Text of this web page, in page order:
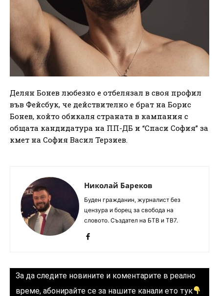
Делян Бонев любезно е отбелязал в своя профил
във Фейсбук, че действително е брат на Борис
Бонев, който обикаля страната в кампания с
общата кандидатура на ПП-ДБ и “Спаси София” за
кмет на София Васил Терзиев.
Николай Бареков
Буден гражданин, журналист без
цензура и борец за свобода на
словото. Създател на БТВ и ТВ7.
За да следите новините и коментарите в реално
време, абонирайте се за нашите канали ето тук